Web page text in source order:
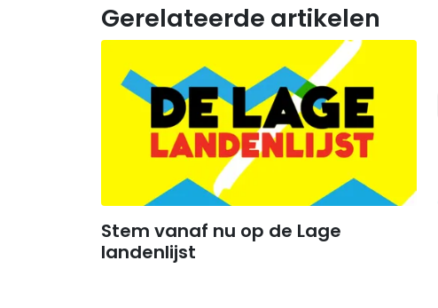
Gerelateerde artikelen
Stem vanaf nu op de Lage
landenlijst